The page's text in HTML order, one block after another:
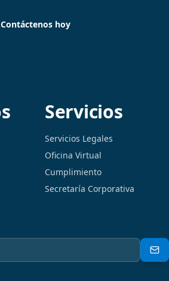
Contáctenos hoy
Servicios
Servicios Legales
Oficina Virtual
Cumplimiento
Secretaría Corporativa